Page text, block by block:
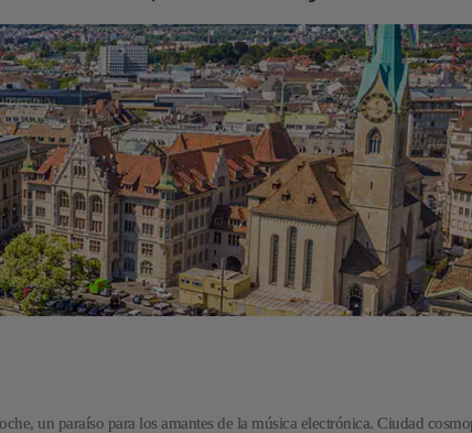
un paraíso para los amantes de la música electrónica. Ciudad